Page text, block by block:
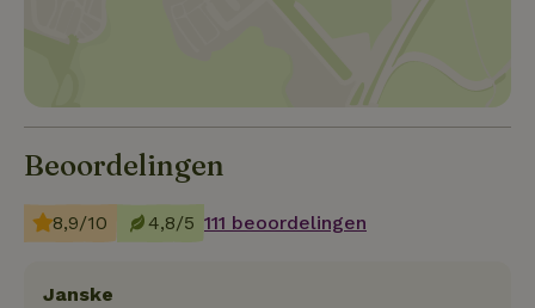
Beoordelingen
8,9/10 4,8/5 111 beoordelingen
Janske